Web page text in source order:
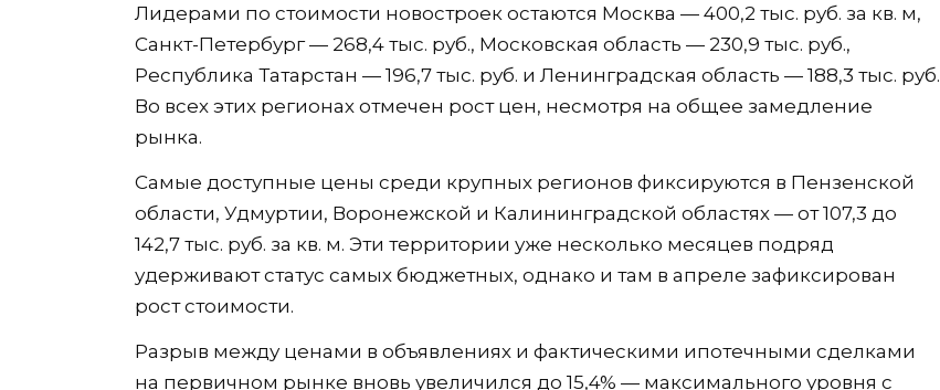
Лидерами по стоимости новостроек остаются Москва — 400,2 тыс. руб. за кв. м,
Санкт-Петербург — 268,4 тыс. руб., Московская область — 230,9 тыс. руб.,
Республика Татарстан — 196,7 тыс. руб. и Ленинградская область — 188,3 тыс. руб.
Во всех этих регионах отмечен рост цен, несмотря на общее замедление
рынка.
Самые доступные цены среди крупных регионов фиксируются в Пензенской
области, Удмуртии, Воронежской и Калининградской областях — от 107,3 до
142,7 тыс. руб. за кв. м. Эти территории уже несколько месяцев подряд
удерживают статус самых бюджетных, однако и там в апреле зафиксирован
рост стоимости.
Разрыв между ценами в объявлениях и фактическими ипотечными сделками
на первичном рынке вновь увеличился до 15,4% — максимального уровня с